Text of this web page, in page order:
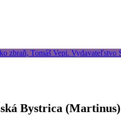
Bystrica (Martinus)